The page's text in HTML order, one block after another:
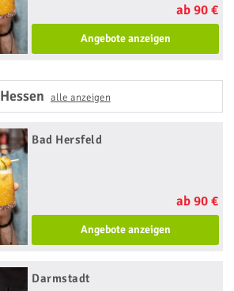
ab 90 €
Angebote anzeigen
Hessen alle anzeigen
Bad Hersfeld
ab 90 €
Angebote anzeigen
Darmstadt